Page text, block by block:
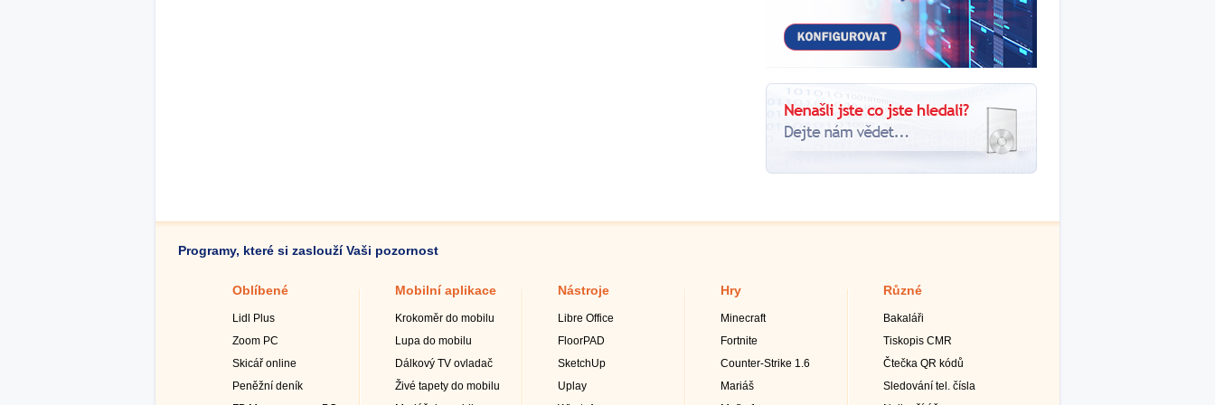
Programy, které si zaslouží Vaši pozornost
Oblíbené
Lidl Plus
Zoom PC
Skicář online
Peněžní deník
Mobilní aplikace
Krokoměr do mobilu
Lupa do mobilu
Dálkový TV ovladač
Živé tapety do mobilu
Nástroje
Libre Office
FloorPAD
SketchUp
Uplay
Hry
Minecraft
Fortnite
Counter-Strike 1.6
Mariáš
Různé
Bakaláři
Tiskopis CMR
Čtečka QR kódů
Sledování tel. čísla